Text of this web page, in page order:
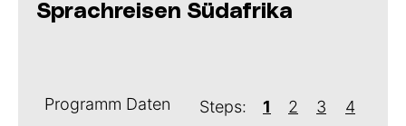
Sprachreisen Südafrika
Programm Daten Steps: 1 2 3 4